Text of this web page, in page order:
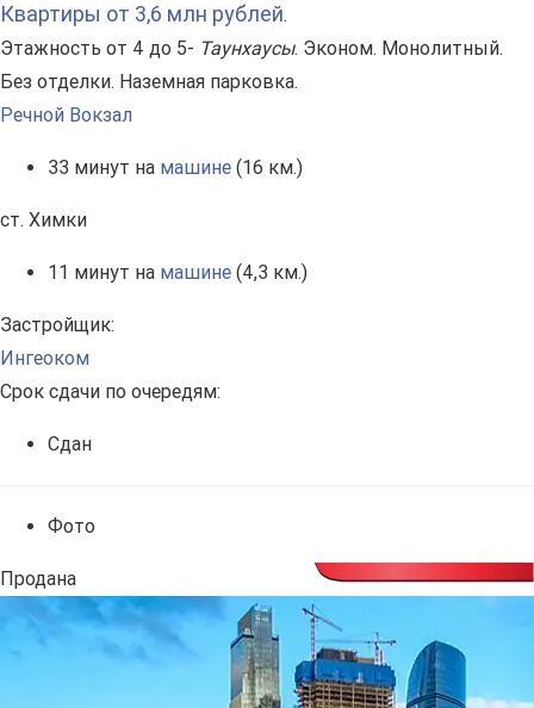
Квартиры от 3,6 млн рублей.
Этажность от 4 до 5- Таунхаусы. Эконом. Монолитный.
Без отделки. Наземная парковка.
Речной Вокзал
33 минут на машине (16 км.)
ст. Химки
11 минут на машине (4,3 км.)
Застройщик:
Ингеоком
Срок сдачи по очередям:
Сдан
Фото
Продана